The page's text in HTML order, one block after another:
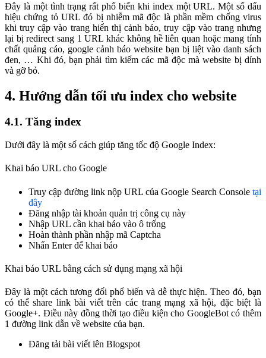
Đây là một tình trạng rất phổ biến khi index một URL. Một số dấu
hiệu chứng tỏ URL đó bị nhiễm mã độc là phần mềm chống virus
khi truy cập vào trang hiển thị cảnh báo, truy cập vào trang nhưng
lại bị redirect sang 1 URL khác không hề liên quan hoặc mang tính
chất quảng cáo, google cảnh báo website bạn bị liệt vào danh sách
đen, … Khi đó, bạn phải tìm kiếm các mã độc mà website bị dính
và gỡ bỏ.
4. Hướng dẫn tối ưu index cho website
4.1. Tăng index
Dưới đây là một số cách giúp tăng tốc độ Google Index:
Khai báo URL cho Google
Truy cập đường link nộp URL của Google Search Console tại
đây
Đăng nhập tài khoản quản trị công cụ này
Nhập URL cần khai báo vào ô trống
Hoàn thành phần nhập mã Captcha
Nhấn Enter để khai báo
Khai báo URL bằng cách sử dụng mạng xã hội
Đây là một cách tương đối phổ biến và dễ thực hiện. Theo đó, bạn
có thể share link bài viết trên các trang mạng xã hội, đặc biệt là
Google+. Điều này đồng thời tạo điều kiện cho GoogleBot có thêm
1 đường link dẫn về website của bạn.
Đăng tải bài viết lên Blogspot